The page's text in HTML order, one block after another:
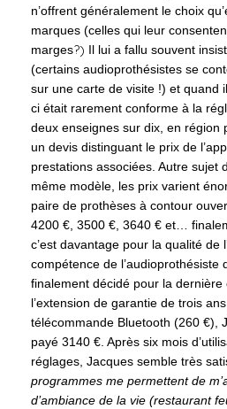
n’offrent généralement le choix
marques (celles qui leur
marges?) Il lui a fallu souvent
(certains audioprothésistes se
sur une carte de visite !) et quand
ci était rarement conforme à la
deux enseignes sur dix, en région
un devis distinguant le prix de
prestations associées. Autre sujet
même modèle, les prix varient
paire de prothèses à contour
4200 €, 3500 €, 3640 € et…
c’est davantage pour la qualité de
compétence de l’audioprothésiste
finalement décidé pour la dernière
l’extension de garantie de trois
télécommande Bluetooth (260 €),
payé 3140 €. Après six mois
réglages, Jacques semble très
programmes me permettent de
d’ambiance de la vie (restaurant